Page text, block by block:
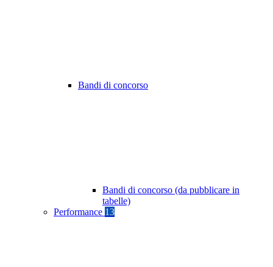
Bandi di concorso
Bandi di concorso (da pubblicare in
tabelle)
Performance 13